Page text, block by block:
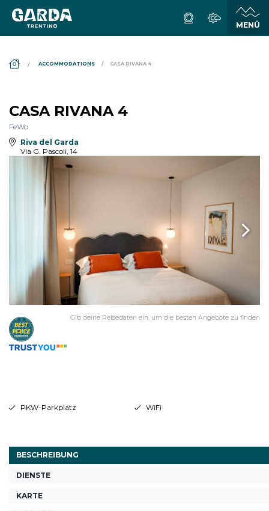
ACCOMMODATIONS CASA RIVANA 4
CASA RIVANA 4
FeWo
Riva del Garda
Via G. Pascoli, 14
Gib deine Reisedaten ein, um die besten Angebote zu finden
PKW-Parkplatz WiFi
BESCHREIBUNG
DIENSTE
KARTE